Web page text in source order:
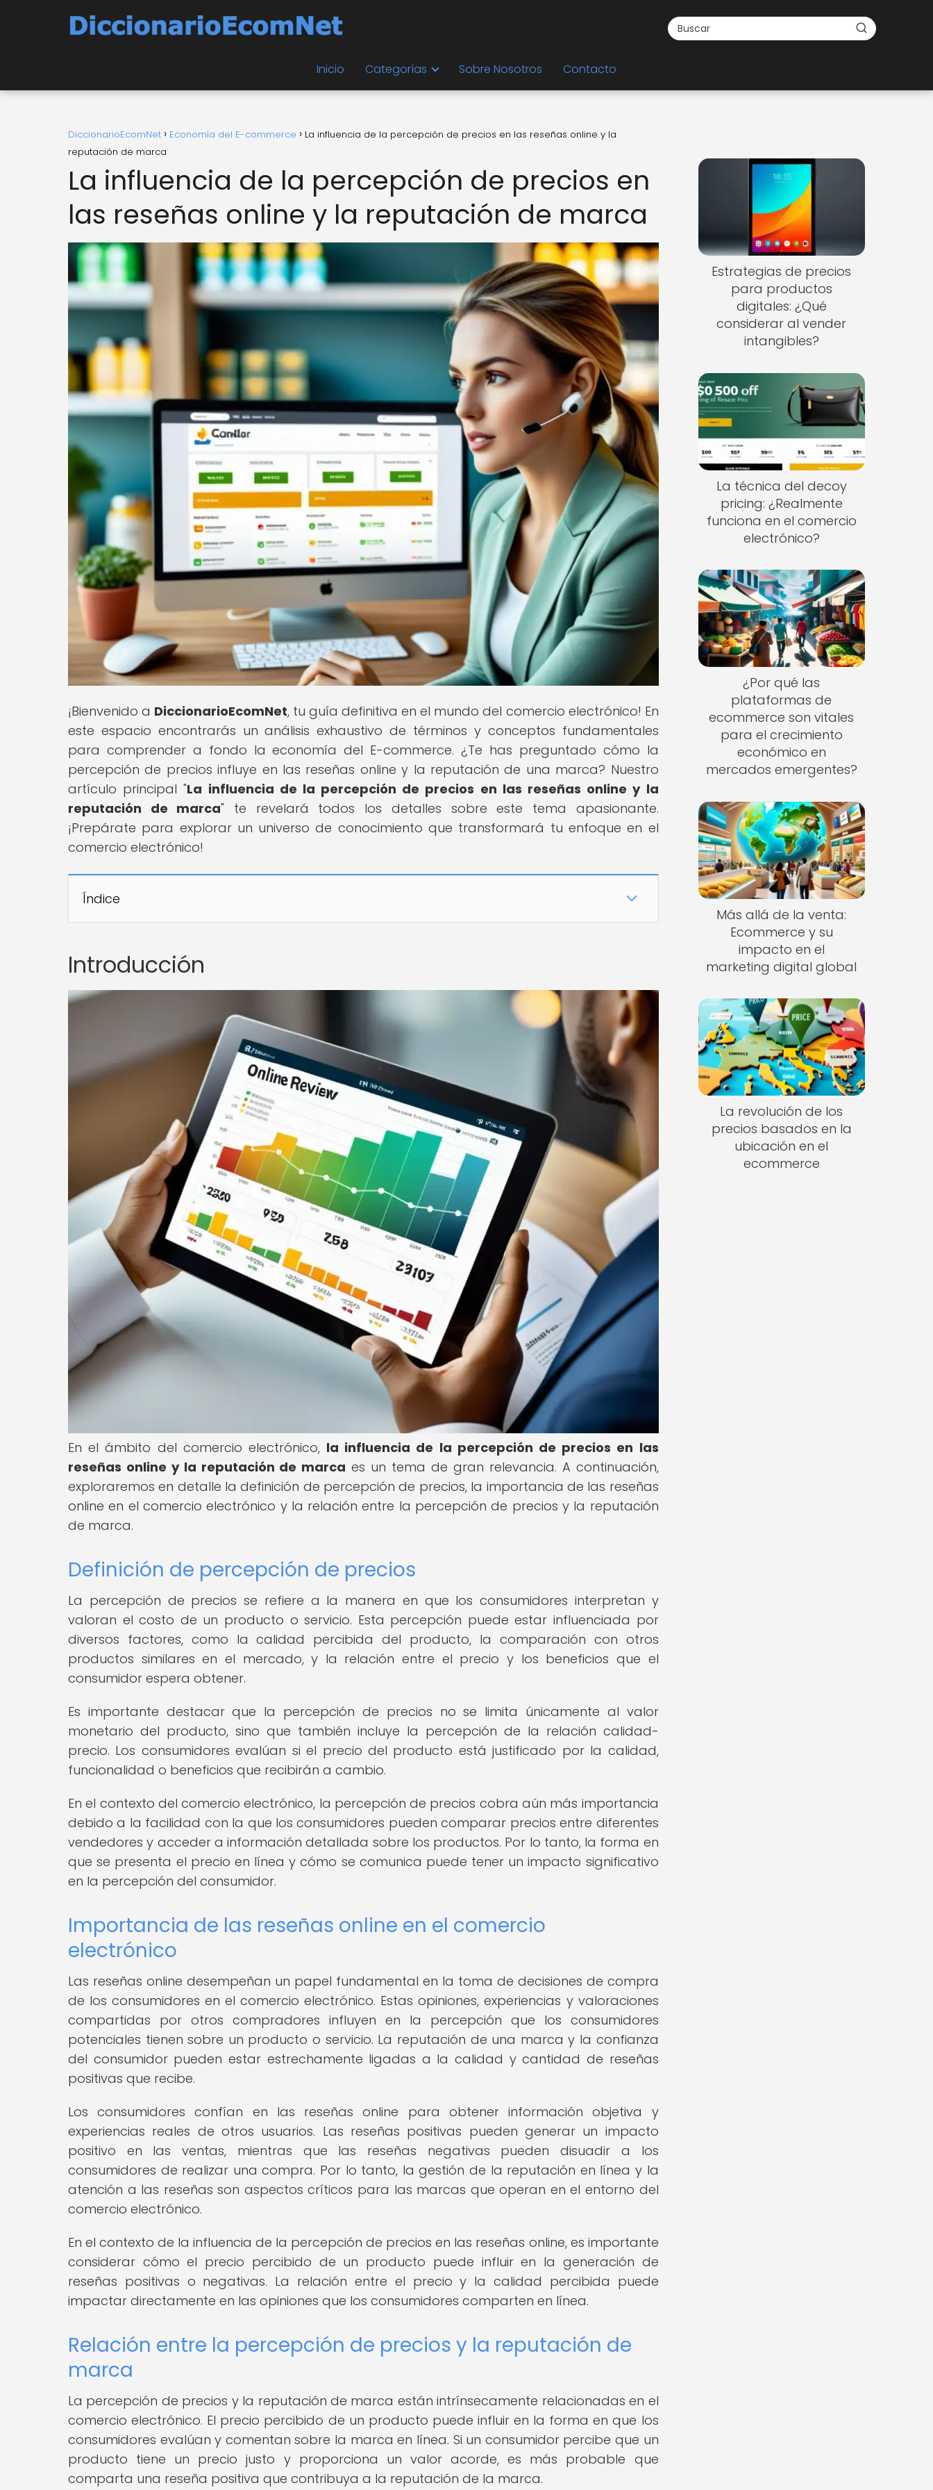
Inicio Categorías Sobre Nosotros Contacto
DiccionarioEcomNet Economía del E-commerce
La influencia de la percepción de precios en las reseñas online y la
reputación de marca
La influencia de la percepción de precios en
las reseñas online y la reputación de marca
¡Bienvenido a DiccionarioEcomNet, tu guía definitiva en el mundo del comercio electrónico! En
este espacio encontrarás un análisis exhaustivo de términos y conceptos fundamentales
para comprender a fondo la economía del E-commerce. ¿Te has preguntado cómo la
percepción de precios influye en las reseñas online y la reputación de una marca? Nuestro
artículo principal "La influencia de la percepción de precios en las reseñas online y la
reputación de marca" te revelará todos los detalles sobre este tema apasionante.
¡Prepárate para explorar un universo de conocimiento que transformará tu enfoque en el
comercio electrónico!
Índice
Introducción
En el ámbito del comercio electrónico, la influencia de la percepción de precios en las
reseñas online y la reputación de marca es un tema de gran relevancia. A continuación,
exploraremos en detalle la definición de percepción de precios, la importancia de las reseñas
online en el comercio electrónico y la relación entre la percepción de precios y la reputación
de marca.
Definición de percepción de precios
La percepción de precios se refiere a la manera en que los consumidores interpretan y
valoran el costo de un producto o servicio. Esta percepción puede estar influenciada por
diversos factores, como la calidad percibida del producto, la comparación con otros
productos similares en el mercado, y la relación entre el precio y los beneficios que el
consumidor espera obtener.
Es importante destacar que la percepción de precios no se limita únicamente al valor
monetario del producto, sino que también incluye la percepción de la relación calidad-
precio. Los consumidores evalúan si el precio del producto está justificado por la calidad,
funcionalidad o beneficios que recibirán a cambio.
En el contexto del comercio electrónico, la percepción de precios cobra aún más importancia
debido a la facilidad con la que los consumidores pueden comparar precios entre diferentes
vendedores y acceder a información detallada sobre los productos. Por lo tanto, la forma en
que se presenta el precio en línea y cómo se comunica puede tener un impacto significativo
en la percepción del consumidor.
Importancia de las reseñas online en el comercio
electrónico
Las reseñas online desempeñan un papel fundamental en la toma de decisiones de compra
de los consumidores en el comercio electrónico. Estas opiniones, experiencias y valoraciones
compartidas por otros compradores influyen en la percepción que los consumidores
potenciales tienen sobre un producto o servicio. La reputación de una marca y la confianza
del consumidor pueden estar estrechamente ligadas a la calidad y cantidad de reseñas
positivas que recibe.
Los consumidores confían en las reseñas online para obtener información objetiva y
experiencias reales de otros usuarios. Las reseñas positivas pueden generar un impacto
positivo en las ventas, mientras que las reseñas negativas pueden disuadir a los
consumidores de realizar una compra. Por lo tanto, la gestión de la reputación en línea y la
atención a las reseñas son aspectos críticos para las marcas que operan en el entorno del
comercio electrónico.
En el contexto de la influencia de la percepción de precios en las reseñas online, es importante
considerar cómo el precio percibido de un producto puede influir en la generación de
reseñas positivas o negativas. La relación entre el precio y la calidad percibida puede
impactar directamente en las opiniones que los consumidores comparten en línea.
Relación entre la percepción de precios y la reputación de
marca
La percepción de precios y la reputación de marca están intrínsecamente relacionadas en el
comercio electrónico. El precio percibido de un producto puede influir en la forma en que los
consumidores evalúan y comentan sobre la marca en línea. Si un consumidor percibe que un
producto tiene un precio justo y proporciona un valor acorde, es más probable que
comparta una reseña positiva que contribuya a la reputación de la marca.
Estrategias de precios
para productos
digitales: ¿Qué
considerar al vender
intangibles?
La técnica del decoy
pricing: ¿Realmente
funciona en el comercio
electrónico?
¿Por qué las
plataformas de
ecommerce son vitales
para el crecimiento
económico en
mercados emergentes?
Más allá de la venta:
Ecommerce y su
impacto en el
marketing digital global
La revolución de los
precios basados en la
ubicación en el
ecommerce